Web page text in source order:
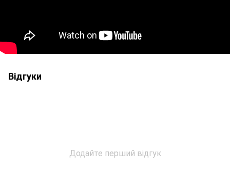
Відгуки
Додайте перший відгук